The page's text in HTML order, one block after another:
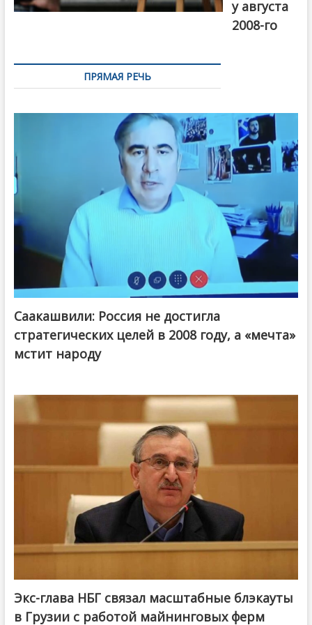
у августа
2008-го
ПРЯМАЯ РЕЧЬ
Саакашвили: Россия не достигла
стратегических целей в 2008 году, а «мечта»
мстит народу
Экс-глава НБГ связал масштабные блэкауты
в Грузии с работой майнинговых ферм